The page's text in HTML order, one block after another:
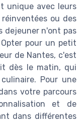
unique avec leurs
ou des
dejeuner n'ont pas
pour un petit
de Nantes, c'est
dès le matin, qui
Pour une
votre parcours
et de
dans différentes